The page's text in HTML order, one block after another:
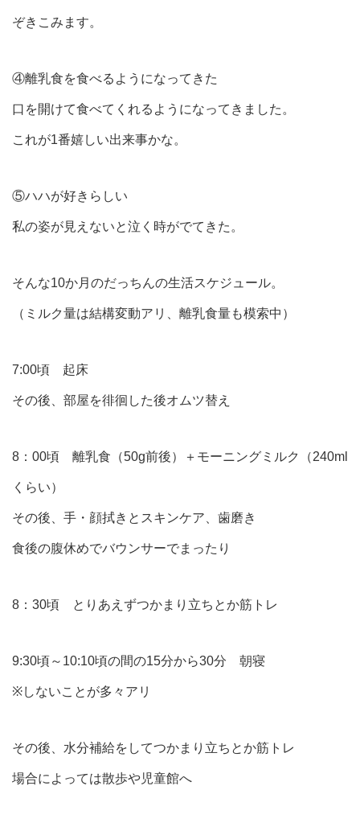
ぞきこみます。
④離乳食を食べるようになってきた
口を開けて食べてくれるようになってきました。
これが1番嬉しい出来事かな。
⑤ハハが好きらしい
私の姿が見えないと泣く時がでてきた。
そんな10か月のだっちんの生活スケジュール。
（ミルク量は結構変動アリ、離乳食量も模索中）
7:00頃 起床
その後、部屋を徘徊した後オムツ替え
8：00頃 離乳食（50g前後）＋モーニングミルク（240ml
くらい）
その後、手・顔拭きとスキンケア、歯磨き
食後の腹休めでバウンサーでまったり
8：30頃 とりあえずつかまり立ちとか筋トレ
9:30頃～10:10頃の間の15分から30分 朝寝
※しないことが多々アリ
その後、水分補給をしてつかまり立ちとか筋トレ
場合によっては散歩や児童館へ